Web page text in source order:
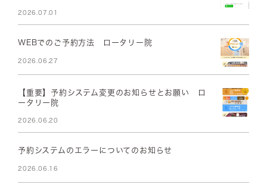
2026.07.01
WEBでのご予約方法 ロータリー院
2026.06.27
【重要】予約システム変更のお知らせとお願い ロ
ータリー院
2026.06.20
予約システムのエラーについてのお知らせ
2026.06.16